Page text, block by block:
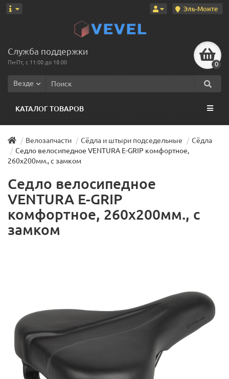
Эль-Монте
Служба поддержки
Пн-Пт, с 11:00 до 18:00 0
Везде
КАТАЛОГ ТОВАРОВ
Велозапчасти Сёдла и штыри подседельные
Сёдла
Седло велосипедное VENTURA E-GRIP комфортное,
260х200мм., с замком
Седло велосипедное
VENTURA E-GRIP
комфортное, 260х200мм., с
замком